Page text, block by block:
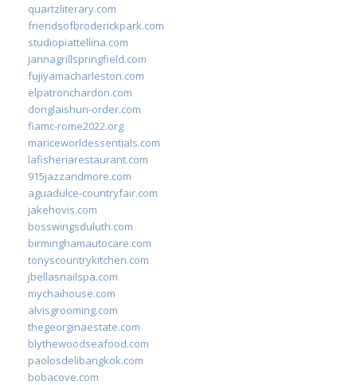
quartzliterary.com
friendsofbroderickpark.com
studiopiattellina.com
jannagrillspringfield.com
fujiyamacharleston.com
elpatronchardon.com
donglaishun-order.com
fiamc-rome2022.org
mariceworldessentials.com
lafisheriarestaurant.com
915jazzandmore.com
aguadulce-countryfair.com
jakehovis.com
bosswingsduluth.com
birminghamautocare.com
tonyscountrykitchen.com
jbellasnailspa.com
mychaihouse.com
alvisgrooming.com
thegeorginaestate.com
blythewoodseafood.com
paolosdelibangkok.com
bobacove.com